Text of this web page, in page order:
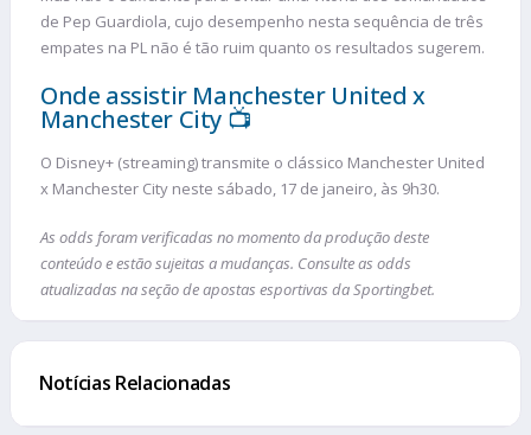
de Pep Guardiola, cujo desempenho nesta sequência de três
empates na PL não é tão ruim quanto os resultados sugerem.
Onde assistir Manchester United x
Manchester City 📺
O Disney+ (streaming) transmite o clássico Manchester United
x Manchester City neste sábado, 17 de janeiro, às 9h30.
As odds foram verificadas no momento da produção deste
conteúdo e estão sujeitas a mudanças. Consulte as odds
atualizadas na seção de apostas esportivas da Sportingbet.
Notícias Relacionadas